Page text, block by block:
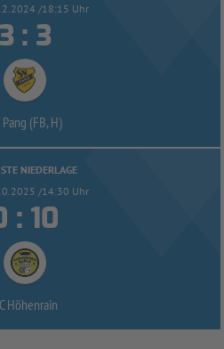
/18:15 Uhr
 : 
Pang (FB, H)
NIEDERLAGE
/14:30 Uhr
: 
Höhenrain